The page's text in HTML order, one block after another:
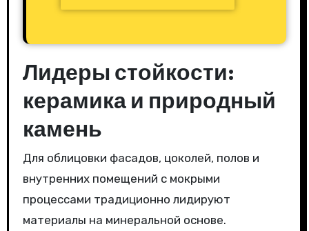
Лидеры стойкости:
керамика и природный
камень
Для облицовки фасадов, цоколей, полов и
внутренних помещений с мокрыми
процессами традиционно лидируют
материалы на минеральной основе.